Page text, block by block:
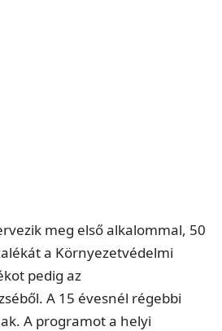
meg első alkalommal, 50
a Környezetvédelmi
pedig az
A 15 évesnél régebbi
A programot a helyi